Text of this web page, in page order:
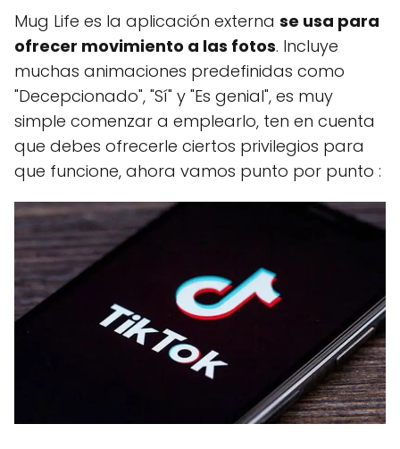
Mug Life es la aplicación externa se usa para
ofrecer movimiento a las fotos. Incluye
muchas animaciones predefinidas como
"Decepcionado", "Sí" y "Es genial", es muy
simple comenzar a emplearlo, ten en cuenta
que debes ofrecerle ciertos privilegios para
que funcione, ahora vamos punto por punto :